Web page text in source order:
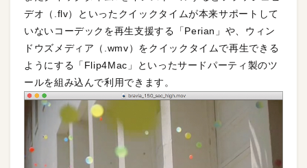
デオ（.flv）といったクイックタイムが本来サポートして
いないコーデックを再生支援する「Perian」や、ウィン
ドウズメディア（.wmv）をクイックタイムで再生できる
ようにする「Flip4Mac」といったサードパーティ製のツ
ールを組み込んで利用できます。